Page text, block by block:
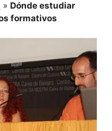
» Dónde estudiar
formativos